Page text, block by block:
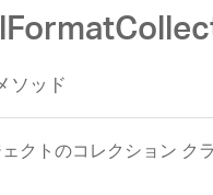
ソッド
クトのコレクション クラ